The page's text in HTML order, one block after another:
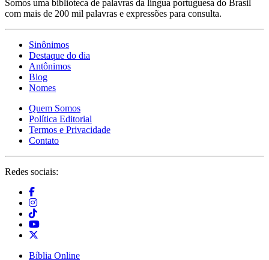
Somos uma biblioteca de palavras da língua portuguesa do Brasil
com mais de 200 mil palavras e expressões para consulta.
Sinônimos
Destaque do dia
Antônimos
Blog
Nomes
Quem Somos
Política Editorial
Termos e Privacidade
Contato
Redes sociais:
Bíblia Online